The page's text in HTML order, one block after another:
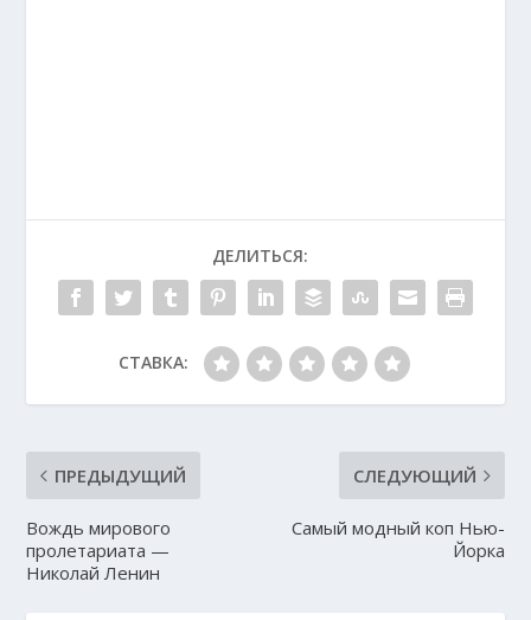
ДЕЛИТЬСЯ:
СТАВКА:
ПРЕДЫДУЩИЙ
Вождь мирового
пролетариата —
Николай Ленин
СЛЕДУЮЩИЙ
Самый модный коп Нью-
Йорка